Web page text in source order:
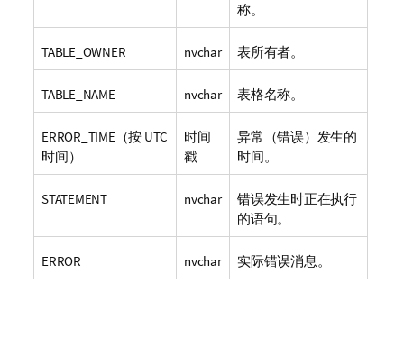
称。
TABLE_OWNER nvchar 表所有者。
TABLE_NAME nvchar 表格名称。
ERROR_TIME（按 UTC
时间）
时间
戳
异常（错误）发生的
时间。
STATEMENT nvchar
错误发生时正在执行
的语句。
ERROR nvchar 实际错误消息。